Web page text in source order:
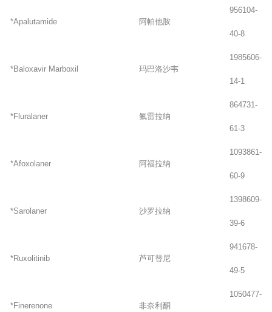
*Apalutamide 阿帕他胺
956104-
40-8
*Baloxavir Marboxil 玛巴洛沙韦
1985606-
14-1
*Fluralaner 氟雷拉纳
864731-
61-3
*Afoxolaner 阿福拉纳
1093861-
60-9
*Sarolaner 沙罗拉纳
1398609-
39-6
*Ruxolitinib 芦可替尼
941678-
49-5
*Finerenone 非奈利酮
1050477-